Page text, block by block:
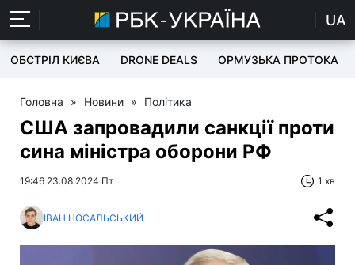
UA
ОБСТРІЛ КИЄВА DRONE DEALS ОРМУЗЬКА ПРОТОКА
Головна » Новини » Політика
США запровадили санкції проти
сина міністра оборони РФ
19:46 23.08.2024 Пт 1 хв
ІВАН НОСАЛЬСЬКИЙ